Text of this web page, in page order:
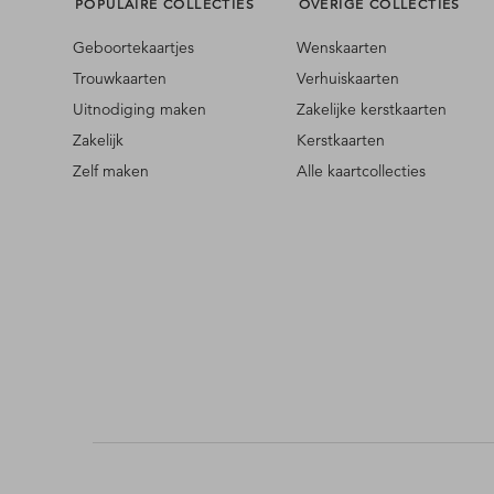
POPULAIRE COLLECTIES
Geboortekaartjes
Trouwkaarten
Uitnodiging maken
Zakelijk
Zelf maken
OVERIGE COLLECTIES
Wenskaarten
Verhuiskaarten
Zakelijke kerstkaarten
Kerstkaarten
Alle kaartcollecties